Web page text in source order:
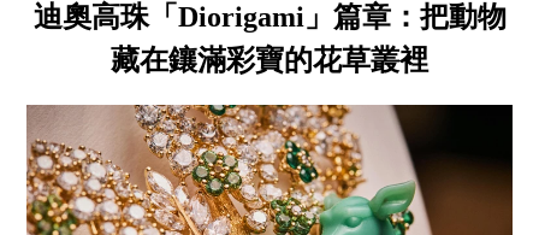
迪奧高珠「Diorigami」篇章：把動物
藏在鑲滿彩寶的花草叢裡